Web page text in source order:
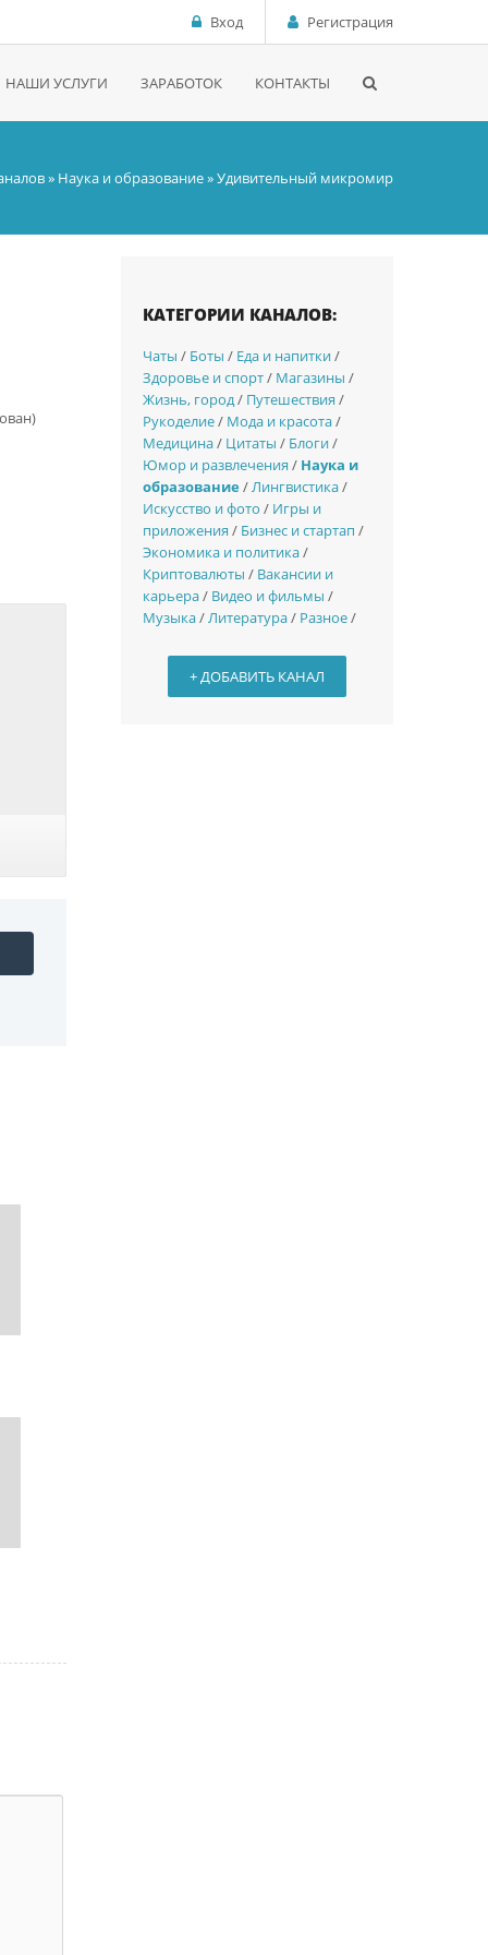
Вход Регистрация
НАШИ УСЛУГИ ЗАРАБОТОК КОНТАКТЫ
» Наука и образование» Удивительный микромир
КАТЕГОРИИ КАНАЛОВ:
Чаты / Боты / Еда и напитки/
Здоровье и спорт/ Магазины /
Жизнь, город/ Путешествия /
Рукоделие/ Мода и красота/
Медицина/ Цитаты / Блоги/
Юмор и развлечения / Наука и
образование /Лингвистика/
Искусство и фото / Игры и
приложения / Бизнес и стартап /
Экономика и политика/
Криптовалюты / Вакансии и
карьера/ Видео и фильмы /
Музыка/Литература/ Разное/
+ ДОБАВИТЬ КАНАЛ